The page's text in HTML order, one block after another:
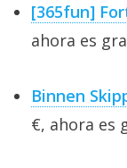
[365fun]
ahora es
Binnen
€, ahora es